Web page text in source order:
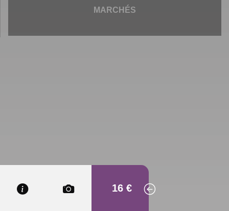
16 €
MARCHÉS